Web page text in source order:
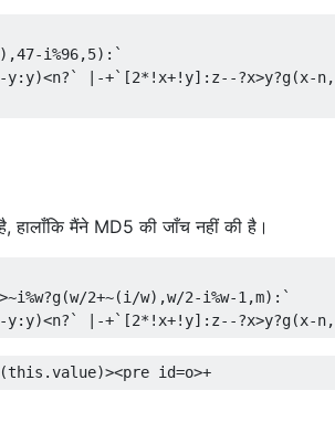
),47-i%96,5):`
y: y)<n?` |-+`[2*! x+! y]: z--?x>y?g(x-n,
हालाँकि मैंने MD5 की जाँच नहीं की है।
i%w?g(w/2+~(i /w),w/2-i%w-1 ,m):`
y: y)<n?` |-+`[2*! x+! y]: z--?x>y?g(x-n,
(this .value)><pre id=o>+